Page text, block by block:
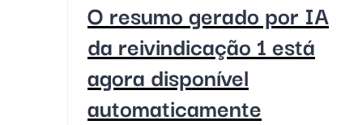
O resumo gerado por IA
da reivindicação 1 está
agora disponível
automaticamente